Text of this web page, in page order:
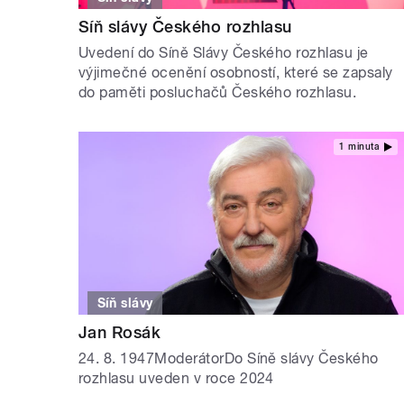
Síň slávy Českého rozhlasu
Uvedení do Síně Slávy Českého rozhlasu je
výjimečné ocenění osobností, které se zapsaly
do paměti posluchačů Českého rozhlasu.
1 minuta
Síň slávy
Jan Rosák
24. 8. 1947ModerátorDo Síně slávy Českého
rozhlasu uveden v roce 2024